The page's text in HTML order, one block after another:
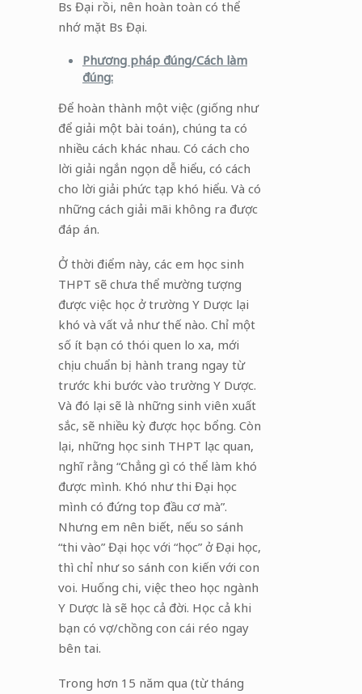
Bs Đại rồi, nên hoàn toàn có thể
nhớ mặt Bs Đại.
Phương pháp đúng/Cách làm
đúng:
Để hoàn thành một việc (giống như
để giải một bài toán), chúng ta có
nhiều cách khác nhau. Có cách cho
lời giải ngắn ngọn dễ hiểu, có cách
cho lời giải phức tạp khó hiểu. Và có
những cách giải mãi không ra được
đáp án.
Ở thời điểm này, các em học sinh
THPT sẽ chưa thể mường tượng
được việc học ở trường Y Dược lại
khó và vất vả như thế nào. Chỉ một
số ít bạn có thói quen lo xa, mới
chịu chuẩn bị hành trang ngay từ
trước khi bước vào trường Y Dược.
Và đó lại sẽ là những sinh viên xuất
sắc, sẽ nhiều kỳ được học bổng. Còn
lại, những học sinh THPT lạc quan,
nghĩ rằng “Chẳng gì có thể làm khó
được mình. Khó như thi Đại học
mình có đứng top đầu cơ mà”.
Nhưng em nên biết, nếu so sánh
“thi vào” Đại học với “học” ở Đại học,
thì chỉ như so sánh con kiến với con
voi. Huống chi, việc theo học ngành
Y Dược là sẽ học cả đời. Học cả khi
bạn có vợ/chồng con cái réo ngay
bên tai.
Trong hơn 15 năm qua (từ tháng